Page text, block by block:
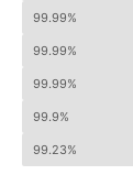
Bentazon
99.99%
Blei
99.99%
Kupfer
99.99%
Uran
99.9%
Trihalogene
99.23%